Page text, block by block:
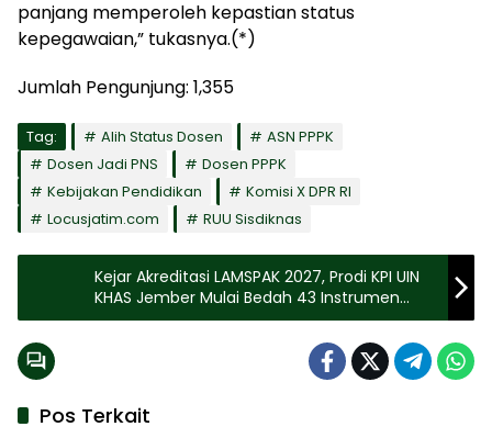
panjang memperoleh kepastian status
kepegawaian,” tukasnya.(*)
Jumlah Pengunjung: 1,355
Tag: Alih Status Dosen
ASN PPPK
Dosen Jadi PNS
Dosen PPPK
Kebijakan Pendidikan
Komisi X DPR RI
Locusjatim.com
RUU Sisdiknas
Kejar Akreditasi LAMSPAK 2027, Prodi KPI UIN
KHAS Jember Mulai Bedah 43 Instrumen
Penilaian
Pos Terkait